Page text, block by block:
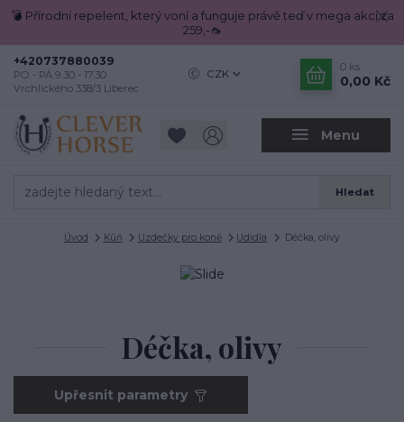
💣 Přírodní repelent, který voní a funguje právě teď v mega akci za
259,-🦟
Menu
CZK
Hledat
+420737880039
PO - PÁ 9.30 - 17.30
Vrchlického 338/3 Liberec
0 ks
0,00 Kč
Úvod Kůň Uzdečky pro koně Udidla Déčka, olivy
Déčka, olivy
Upřesnit parametry